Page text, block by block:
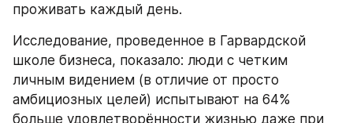
проживать каждый день.
Исследование, проведенное в Гарвардской
школе бизнеса, показало: люди с четким
личным видением (в отличие от просто
амбициозных целей) испытывают на 64%
больше удовлетворённости жизнью даже при